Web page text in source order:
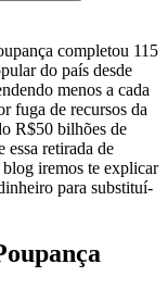
completou 115
do país desde
menos a cada
fuga de recursos da
R$50 bilhões de
essa retirada de
iremos te explicar
para substituí-